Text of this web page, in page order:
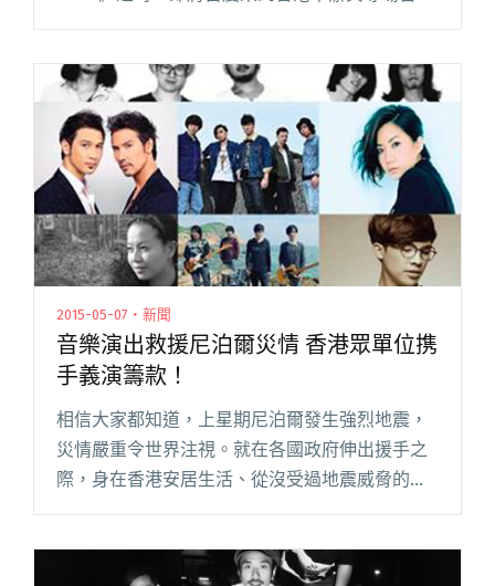
會，更邀請到本地龍頭名團 Chochukmo 觸執毛
超過12年 Green!Eyes 首度來港 《 Glossolalia
Vol. 2 》專場音樂會"
2015-05-07・新聞
音樂演出救援尼泊爾災情 香港眾單位携
手義演籌款！
相信大家都知道，上星期尼泊爾發生強烈地震，
災情嚴重令世界注視。就在各國政府伸出援手之
際，身在香港安居生活、從沒受過地震威脅的民
眾，可以怎樣幫忙？捐款是我們絕對可以做的事
日迅速舉辦籌款演出，以音樂行動閱讀全文 "音